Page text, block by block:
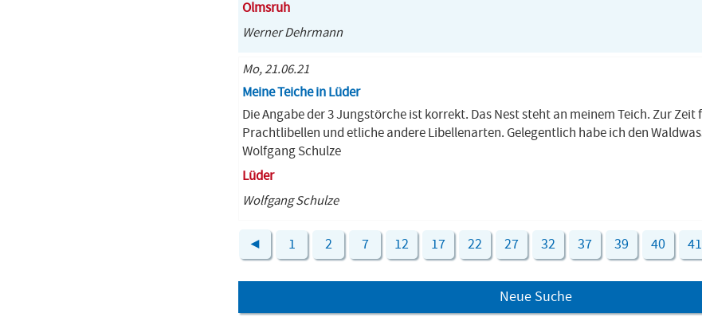
Olmsruh
Werner Dehrmann
Mo, 21.06.21
Meine Teiche in Lüder
Die Angabe der 3 Jungstörche ist korrekt. Das Nest steht an meinem Teich. Zur Zeit
Prachtlibellen und etliche andere Libellenarten. Gelegentlich habe ich den
Wolfgang Schulze
Lüder
Wolfgang Schulze
◄ 1 2 7 12 17 22 27 32 37 39 40 41
Neue Suche